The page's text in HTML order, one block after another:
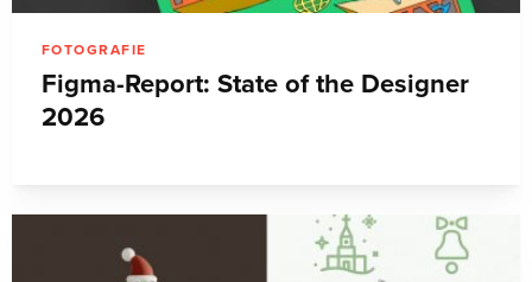
FOTOGRAFIE
Figma-Report: State of the Designer
2026